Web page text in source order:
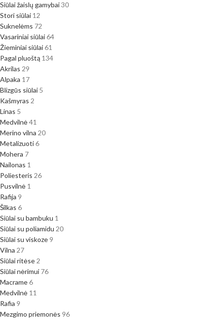
Siūlai žaislų gamybai30
Stori siūlai 12
Suknelėms 72
Vasariniai siūlai64
Žieminiai siūlai61
Pagal pluoštą 134
Akrilas 29
Alpaka 17
Blizgūs siūlai 5
Kašmyras 2
Linas 5
Medvilnė41
Merino vilna 20
Metalizuoti6
Mohera 7
Nailonas 1
Poliesteris 26
Pusvilnė 1
Rafija 9
Šilkas 6
Siūlai su bambuku 1
Siūlai su poliamidu 20
Siūlai su viskoze 9
Vilna 27
Siūlai ritėse 2
Siūlai nėrimui 76
Macrame6
Medvilnė 11
Rafia 9
Mezgimo priemonės 96